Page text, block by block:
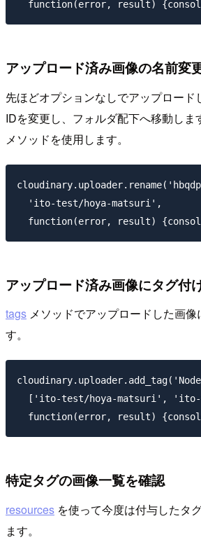
アップロード済み画像の名前変
先ほどオプションなしでアップロード
IDを変更し、フォルダ配下へ移動しま
メソッドを使用します。
  'ito-test/hoya-matsuri',
アップロード済み画像にタグ付
tags メソッドでアップロードした画像
す。
['ito-test/hoya-matsuri',
特定タグの画像一覧を確認
resources を使って今度は付与したタ
ます。